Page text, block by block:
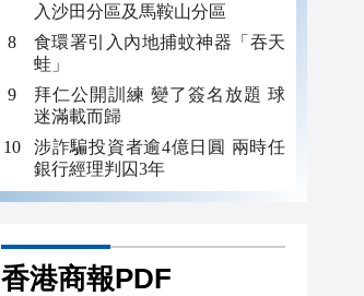
入沙田分區及馬鞍山分區
食環署引入內地捕蚊神器「吞天
蛙」
拜仁公開訓練 變了簽名放題 球
迷滿載而歸
涉詐騙投資者逾4億日圓 兩時任
銀行經理判囚3年
香港商報PDF